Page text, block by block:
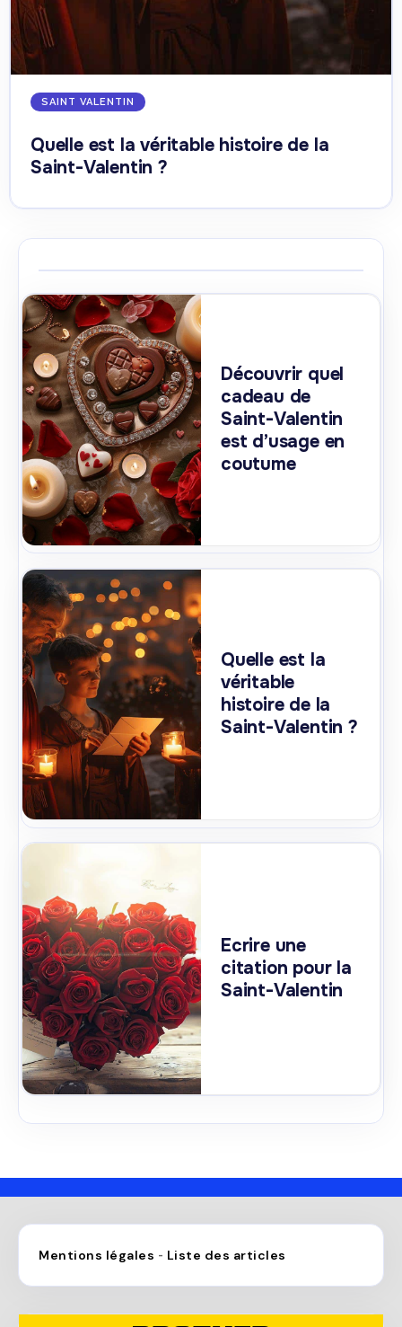
SAINT VALENTIN
Quelle est la véritable histoire de la
Saint-Valentin ?
Découvrir quel
cadeau de
Saint-Valentin
est d’usage en
coutume
Quelle est la
véritable
histoire de la
Saint-Valentin ?
Ecrire une
citation pour la
Saint-Valentin
Mentions légales - Liste des articles